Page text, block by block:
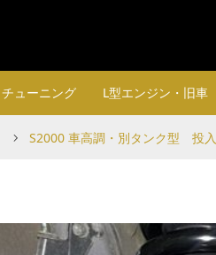
チューニング L型エンジン・旧車
S2000 車高調・別タンク型 投入